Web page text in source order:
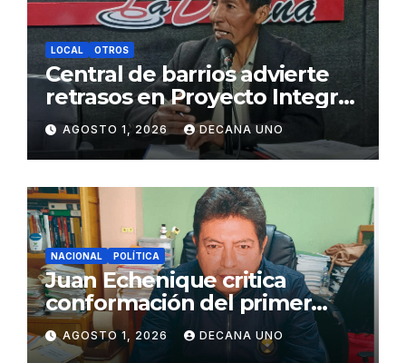
LOCAL OTROS
Central de barrios advierte
retrasos en Proyecto Integral
de Agua y Alcantarillado para
Juliaca
AGOSTO 1, 2026 DECANA UNO
NACIONAL POLÍTICA
Juan Echenique critica
conformación del primer
gabinete ministerial de Keiko
Fujimori
AGOSTO 1, 2026 DECANA UNO